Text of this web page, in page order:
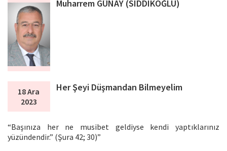
Muharrem GÜNAY (SIDDIKOĞLU)
18 Ara
2023
Her Şeyi Düşmandan Bilmeyelim
“Başınıza her ne musibet geldiyse kendi yaptıklarınız
yüzündendir.” (Şura 42; 30)”